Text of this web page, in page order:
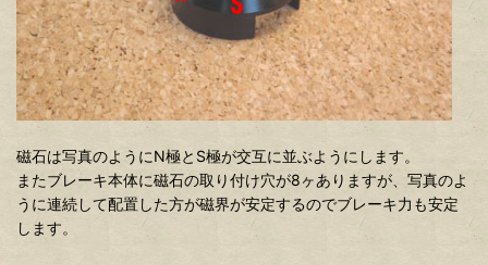
磁石は写真のようにN極とS極が交互に並ぶようにします。
またブレーキ本体に磁石の取り付け穴が8ヶありますが、写真のよ
うに連続して配置した方が磁界が安定するのでブレーキ力も安定
します。